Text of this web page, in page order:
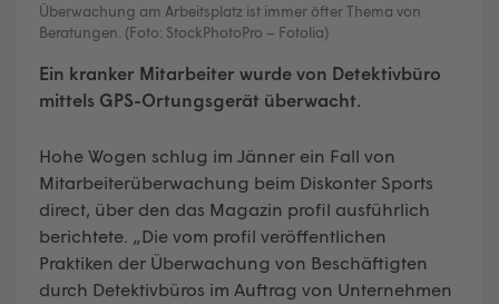
Überwachung am Arbeitsplatz ist immer öfter Thema von
Beratungen. (Foto: StockPhotoPro – Fotolia)
Ein kranker Mitarbeiter wurde von Detektivbüro
mittels GPS-Ortungsgerät überwacht.
Hohe Wogen schlug im Jänner ein Fall von
Mitarbeiterüberwachung beim Diskonter Sports
direct, über den das Magazin profil ausführlich
berichtete. „Die vom profil veröffentlichen
Praktiken der Überwachung von Beschäftigten
durch Detektivbüros im Auftrag von Unternehmen